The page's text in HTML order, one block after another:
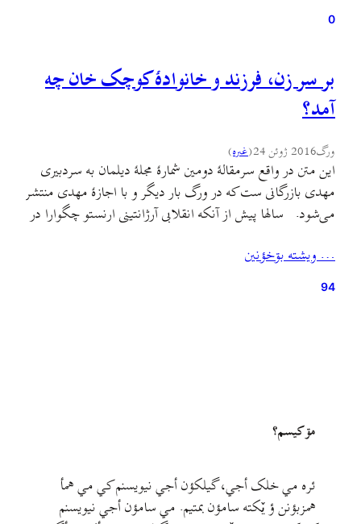
0
بر سر زن، فرزند و خانوادهٔ کوچک خان چه
آمد؟
ورگ2016 ژوئن 24 (غىره)
این متن در واقع سرمقالهٔ دومین شمارهٔ مجلهٔ دیلمان به سردبیری
مهدی بازرگانی ست که در ورگ بار دیگر و با اجازهٔ مهدی منتشر
می‌شود. سالها پیش از آنکه انقلابی آرژانتینی ارنستو چگوارا در
دستگیر و به طرز فجیعی کشته شود، میرزا کوچک جنگلی…
… ويشته بۊخؤنين
94
مۊ کيسم؟
ئره مي خلک أجي، گيلکؤن أجي نيويسنم کي مي همأ
همزبؤنن ؤ يٚکته سامؤن بمتيم. مي سامؤن أجي نيويسنم